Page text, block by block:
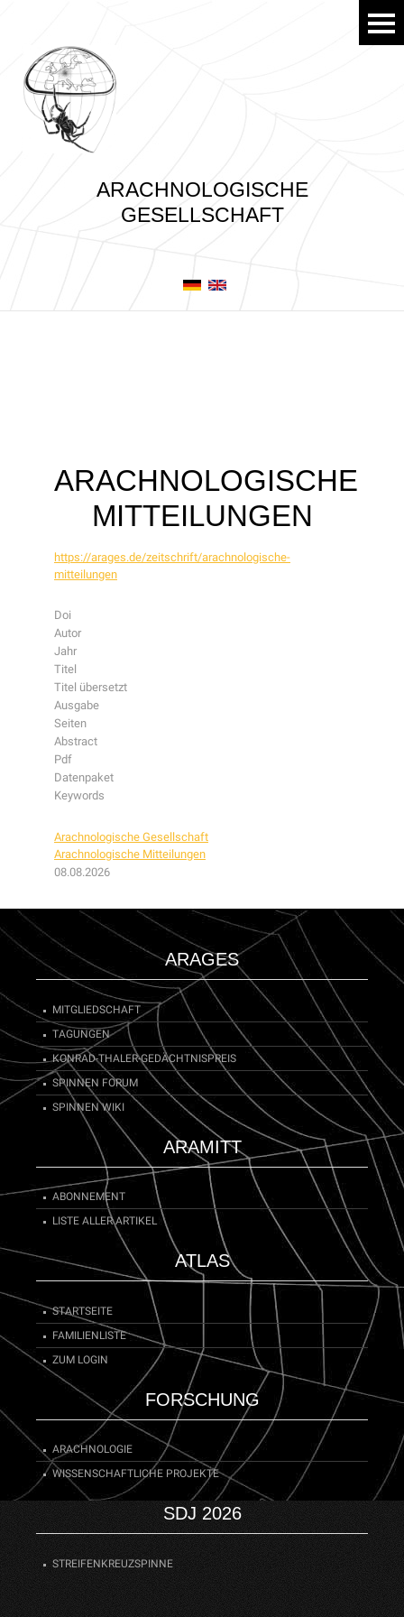
ARACHNOLOGISCHE
GESELLSCHAFT
ARACHNOLOGISCHE
MITTEILUNGEN
https://arages.de/zeitschrift/arachnologische-
mitteilungen
Doi
Autor
Jahr
Titel
Titel übersetzt
Ausgabe
Seiten
Abstract
Pdf
Datenpaket
Keywords
Arachnologische Gesellschaft
Arachnologische Mitteilungen
08.08.2026
ARAGES
MITGLIEDSCHAFT
TAGUNGEN
KONRAD-THALER-GEDÄCHTNISPREIS
SPINNEN FORUM
SPINNEN WIKI
ARAMITT
ABONNEMENT
LISTE ALLER ARTIKEL
ATLAS
STARTSEITE
FAMILIENLISTE
ZUM LOGIN
FORSCHUNG
ARACHNOLOGIE
WISSENSCHAFTLICHE PROJEKTE
SDJ 2026
STREIFENKREUZSPINNE